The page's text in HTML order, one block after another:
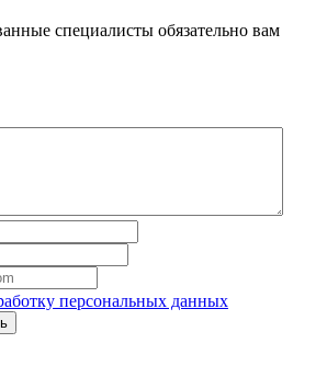
специалисты обязательно вам
персональных данных